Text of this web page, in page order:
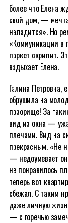
более что Елена
свой дом, —
наладится». Но
«Коммуникации в
паркет скрипит.
вздыхает Елена.
Галина Петровна,
обрушила на
позорище! За
вид из окна —
плечами. Вид на
прекрасным. «Не
— недоумевает
не понравилось
теперь вот
сбежал. С таким
даже личную
— с горечью